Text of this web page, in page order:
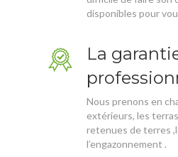
disponibles pour
La
Nous prenons en
extérieurs, les
retenues de terres
l’engazonnement .